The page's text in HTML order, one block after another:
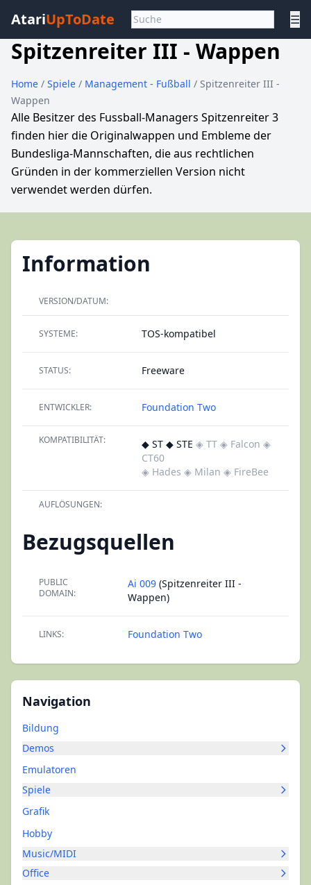
AtariUpToDate ☰
Spitzenreiter III - Wappen
Home / Spiele / Management - Fußball / Spitzenreiter III -
Wappen
Alle Besitzer des Fussball-Managers Spitzenreiter 3
finden hier die Originalwappen und Embleme der
Bundesliga-Mannschaften, die aus rechtlichen
Gründen in der kommerziellen Version nicht
verwendet werden dürfen.
Navigation
Bildung
Demos
Emulatoren
Spiele
Grafik
Hobby
Music/MIDI
Office
Information
VERSION/DATUM:
SYSTEME: TOS-kompatibel
STATUS: Freeware
ENTWICKLER: Foundation Two
KOMPATIBILITÄT: ◆ ST ◆ STE ◈ TT ◈ Falcon ◈
CT60
◈ Hades ◈ Milan ◈ FireBee
AUFLÖSUNGEN:
Bezugsquellen
PUBLIC
DOMAIN:
Ai 009 (Spitzenreiter III -
Wappen)
LINKS: Foundation Two